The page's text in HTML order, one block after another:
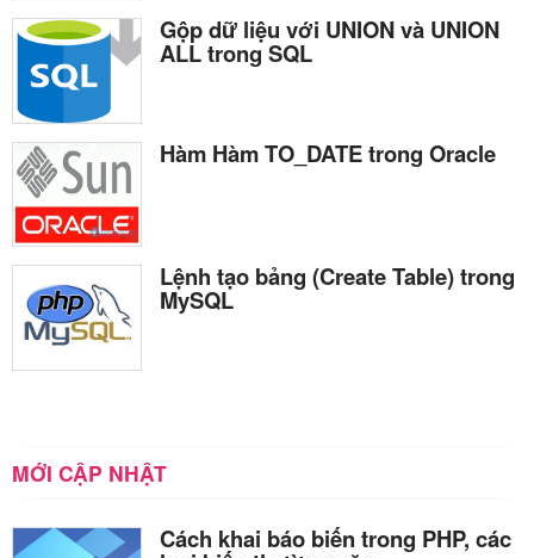
Gộp dữ liệu với UNION và UNION
ALL trong SQL
Hàm Hàm TO_DATE trong Oracle
Lệnh tạo bảng (Create Table) trong
MySQL
MỚI CẬP NHẬT
Cách khai báo biến trong PHP, các